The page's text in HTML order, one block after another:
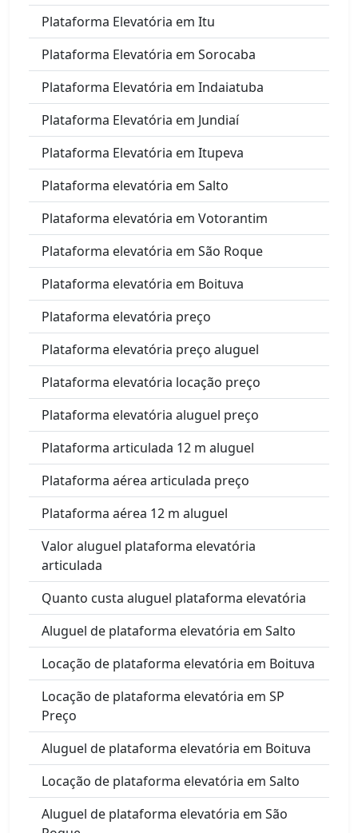
Plataforma Elevatória em Itu
Plataforma Elevatória em Sorocaba
Plataforma Elevatória em Indaiatuba
Plataforma Elevatória em Jundiaí
Plataforma Elevatória em Itupeva
Plataforma elevatória em Salto
Plataforma elevatória em Votorantim
Plataforma elevatória em São Roque
Plataforma elevatória em Boituva
Plataforma elevatória preço
Plataforma elevatória preço aluguel
Plataforma elevatória locação preço
Plataforma elevatória aluguel preço
Plataforma articulada 12 m aluguel
Plataforma aérea articulada preço
Plataforma aérea 12 m aluguel
Valor aluguel plataforma elevatória
articulada
Quanto custa aluguel plataforma elevatória
Aluguel de plataforma elevatória em Salto
Locação de plataforma elevatória em Boituva
Locação de plataforma elevatória em SP
Preço
Aluguel de plataforma elevatória em Boituva
Locação de plataforma elevatória em Salto
Aluguel de plataforma elevatória em São